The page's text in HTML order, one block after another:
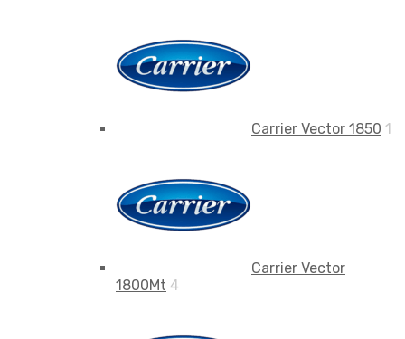
Carrier Vector 1850 1
Carrier Vector
1800Mt 4